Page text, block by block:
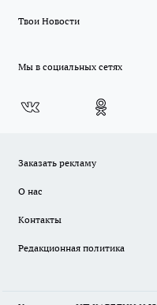
Твои Новости
Мы в социальных сетях
Заказать рекламу
О нас
Контакты
Редакционная политика